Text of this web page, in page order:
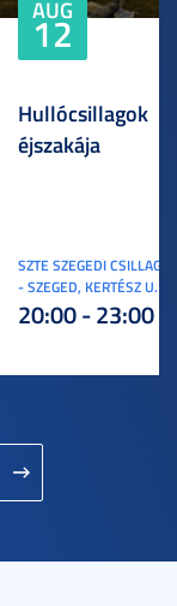
AUG
12
Hullócsillagok
éjszakája
SZTE SZEGEDI
- SZEGED, KERTÉSZ U. 3.
20:00 - 23:00